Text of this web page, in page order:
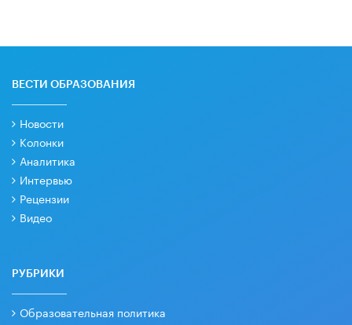
ВЕСТИ ОБРАЗОВАНИЯ
Новости
Колонки
Аналитика
Интервью
Рецензии
Видео
РУБРИКИ
Образовательная политика